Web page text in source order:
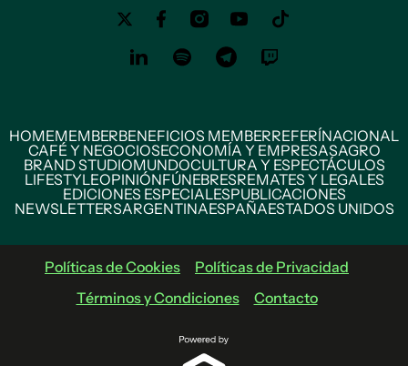
HOMEMEMBERBENEFICIOS MEMBERREFERÍNACIONAL
CAFÉ Y NEGOCIOSECONOMÍA Y EMPRESASAGRO
BRAND STUDIOMUNDOCULTURA Y ESPECTÁCULOS
LIFESTYLEOPINIÓNFÚNEBRESREMATES Y LEGALES
EDICIONES ESPECIALESPUBLICACIONES
NEWSLETTERSARGENTINAESPAÑAESTADOS UNIDOS
Políticas de Cookies
Políticas de Privacidad
Términos y Condiciones
Contacto